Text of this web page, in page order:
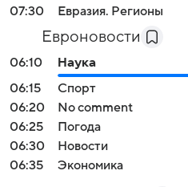
07:30
Евразия. Регионы
Евроновости
06:10
Наука
06:15
Спорт
06:20
No comment
06:25
Погода
06:30
Новости
06:35
Экономика